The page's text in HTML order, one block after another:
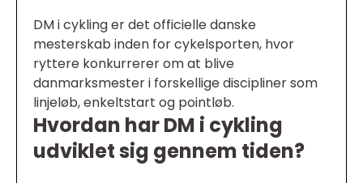
DM i cykling er det officielle danske
mesterskab inden for cykelsporten, hvor
ryttere konkurrerer om at blive
danmarksmester i forskellige discipliner som
linjeløb, enkeltstart og pointløb.
Hvordan har DM i cykling
udviklet sig gennem tiden?